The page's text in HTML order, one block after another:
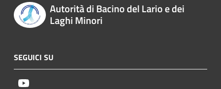
Autorità di Bacino del Lario e dei
Laghi Minori
SEGUICI SU